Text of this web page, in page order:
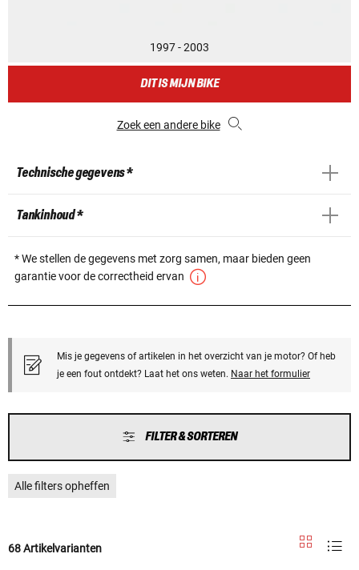
1997 - 2003
DIT IS MIJN BIKE
Zoek een andere bike
Technische gegevens *
Tankinhoud *
* We stellen de gegevens met zorg samen, maar bieden geen
garantie voor de correctheid ervan
Mis je gegevens of artikelen in het overzicht van je motor? Of heb
je een fout ontdekt? Laat het ons weten. Naar het formulier
FILTER & SORTEREN
Alle filters opheffen
68 Artikelvarianten